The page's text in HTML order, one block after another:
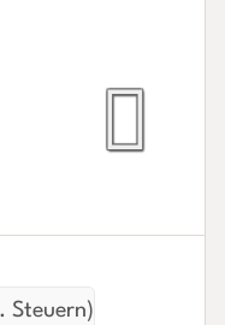
Steuern)